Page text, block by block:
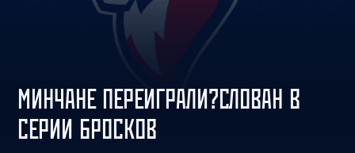
МИНЧАНЕ ПЕРЕИГРАЛИ?СЛОВАН В
СЕРИИ БРОСКОВ